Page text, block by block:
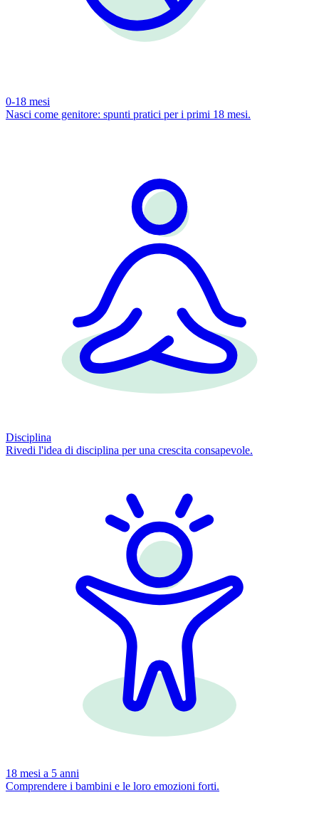
0-18 mesi
Nasci come genitore: spunti pratici per i primi 18 mesi.
Disciplina
Rivedi l'idea di disciplina per una crescita consapevole.
18 mesi a 5 anni
Comprendere i bambini e le loro emozioni forti.